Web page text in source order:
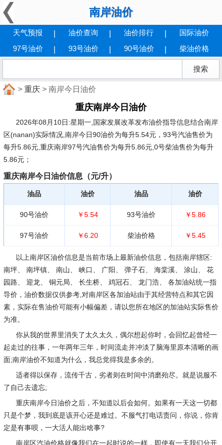
南岸油价
天气预报 油价查询 油价排行
国际油价
97号油价
93号油价 90号油价 柴油价格
> 重庆 > 南岸今日油价
重庆南岸今日油价
2026年08月10日:星期一,国家发展改革发布油价指导信息结合南岸
区(nanan)实际情况,南岸今日90油价为每升5.54元，93号汽油售价为
每升5.86元,重庆南岸97号汽油售价为每升5.86元,0号柴油售价为每升
5.86元；
重庆南岸今日油价信息（元/升）
油品 油价 油品 油价
90号油价 ￥5.54 93号油价 ￥5.86
97号油价 ￥6.20 柴油价格 ￥5.45
以上南岸区油价信息是当前市场上最新油价信息，包括南岸辖区:
南坪、 南坪镇、 南山、 峡口、 广阳、 弹子石、 海棠溪、 涂山、 花
园路、 迎龙、 铜元局、 长生桥、 鸡冠石、 龙门浩、 各加油站统一指
导价，油价数据仅供参考,对南岸区各加油站由于其经营特点和其它因
素，实际在售油价可能有小幅偏差，请以您所在地区的加油站实际售价
为准。
你从我的世界里消失了太久太久，偶尔想起你时，会回忆起曾经一
起走过的往事，一年两年三年，时间流走并冲淡了脑海里原本清晰的画
面;南岸油价不知道为什么，我总觉得我是多余的。
适者得以保存，流传千古，劣者则在时间中消磨殆尽。就是说服不
了自己去遗忘;
重庆南岸今日油价之后，不知道以后会如何。如果有一天这一切都
只是个梦，我到底是该开心还是难过。不服气打电话责问，你说，你肯
定是有事呗，一大活人能出啥事?
南岸区汽油价格就像我们在一起时说的一样，即使有一天我们分开